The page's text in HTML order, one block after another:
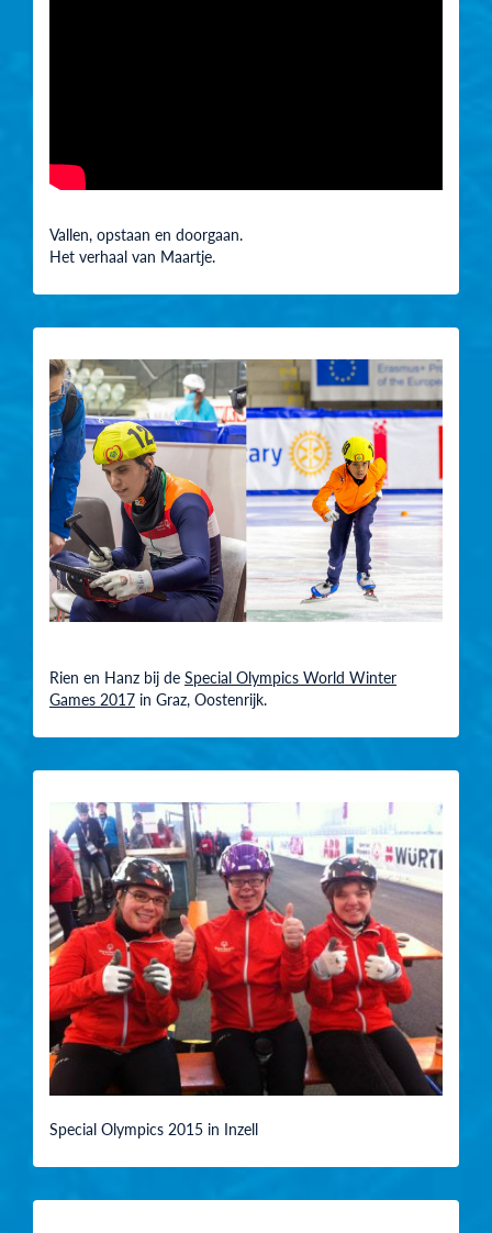
Vallen, opstaan en doorgaan.
Het verhaal van Maartje.
Rien en Hanz bij de Special Olympics World Winter
Games 2017 in Graz, Oostenrijk.
Special Olympics 2015 in Inzell